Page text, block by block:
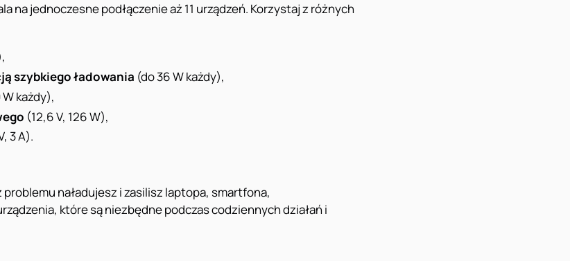
na jednoczesne podłączenie aż 11 urządzeń. Korzystaj z różnych
szybkiego ładowania (do 36 W każdy),
W każdy),
(12,6 V, 126 W),
3 A).
naładujesz i zasilisz laptopa, smartfona,
które są niezbędne podczas codziennych działań i